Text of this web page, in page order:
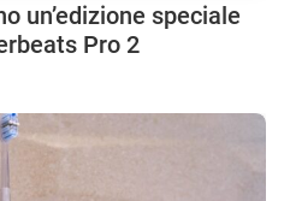
un’edizione speciale
Pro 2